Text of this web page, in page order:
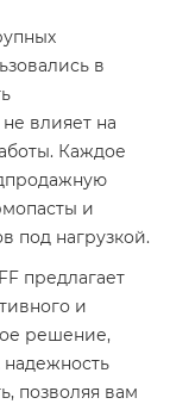
в
влияет на
Каждое
и
под нагрузкой.
предлагает
и
решение,
надежность
позволяя вам